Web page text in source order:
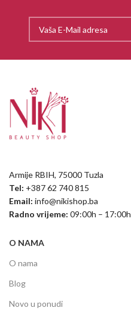
Armije RBIH, 75000 Tuzla
Tel: +387 62 740 815
Email: info@nikishop.ba
Radno vrijeme: 09:00h – 17:00h
O NAMA
O nama
Blog
Novo u ponudi